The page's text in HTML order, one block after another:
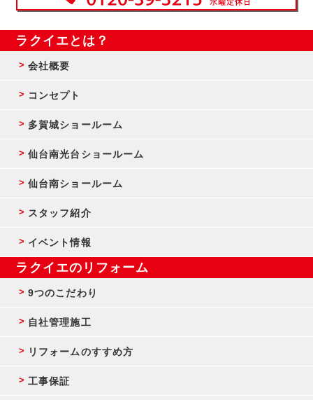
ラクイエとは？
会社概要
コンセプト
多賀城ショールーム
仙台南光台ショールーム
仙台南ショールーム
スタッフ紹介
イベント情報
ラクイエのリフォーム
9つのこだわり
自社管理施工
リフォームのすすめ方
工事保証